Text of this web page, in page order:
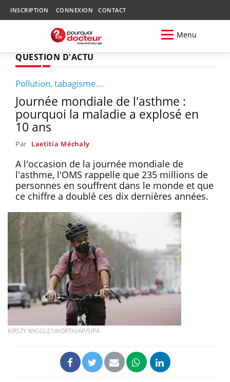
INSCRIPTION CONNEXION CONTACT
Menu
QUESTION D'ACTU
Pollution, tabagisme...
Journée mondiale de l'asthme :
pourquoi la maladie a explosé en
10 ans
Par Laetitia Méchaly
A l'occasion de la journée mondiale de
l'asthme, l'OMS rappelle que 235 millions de
personnes en souffrent dans le monde et que
ce chiffre a doublé ces dix dernières années.
KIRSTY WIGGLESWORTH/AP/SIPA